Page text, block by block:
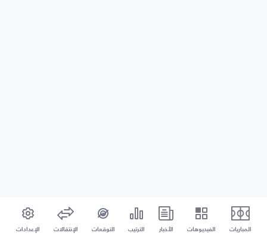
المباريات الفيديوهات الأخبار الترتيب التوقعات الإنتقالات الإعدادات